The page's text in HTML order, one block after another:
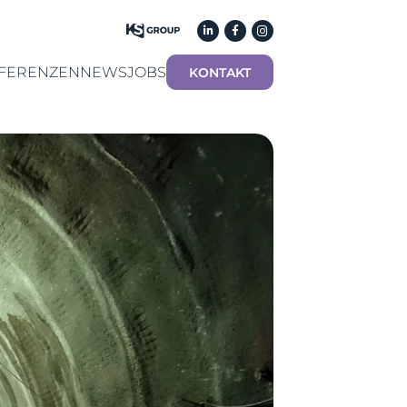
NEWSJOBS KONTAKT